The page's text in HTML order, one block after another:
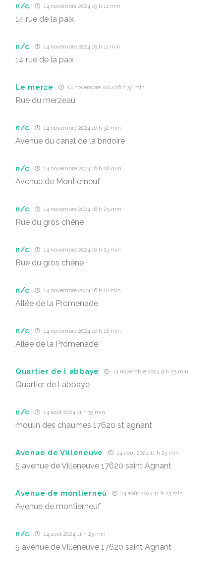
n/c 14 novembre 2024 19 h 11 min
14 rue de la paix
n/c 14 novembre 2024 19 h 11 min
14 rue de la paix
Le merze 14 novembre 2024 16 h 37 min
Rue du merzeau
n/c 14 novembre 2024 16 h 32 min
Avenue du canal de la bridoire
n/c 14 novembre 2024 16 h 28 min
Avenue de Montierneuf
n/c 14 novembre 2024 16 h 25 min
Rue du gros chêne
n/c 14 novembre 2024 16 h 23 min
Rue du gros chêne
n/c 14 novembre 2024 16 h 10 min
Allée de la Promenade
n/c 14 novembre 2024 16 h 10 min
Allée de la Promenade
Quartier de l abbaye 14 novembre 2024 9 h 25 min
Quartier de l abbaye
n/c 14 août 2024 11 h 33 min
moulin des chaumes 17620 st agnant
Avenue de Villeneuve 14 août 2024 11 h 23 min
5 avenue de Villeneuve 17620 saint Agnant
Avenue de montierneu 14 août 2024 11 h 23 min
Avenue de montierneuf
n/c 14 août 2024 11 h 23 min
5 avenue de Villeneuve 17620 saint Agnant